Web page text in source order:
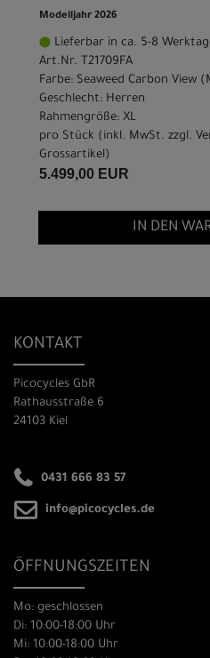
Modelljahr 2026
Lieferbar in ca. 5-8
Art.Nr. T21709FA
Farbe: Seaweed Carbon View
Geschlecht: Herren
Rahmengröße: XL
pro Stück (inkl. MwSt. zzgl.
Grossartikel)
5.499,00 EUR
IN DEN
KONTAKT
Picocycles GbR
Rathausstraße 6
24103 Kiel
0431 666 83 57
info@picocycles.de
ÖFFNUNGSZEITEN
Mo: geschlossen
Di: 10:00-18:00 Uhr
Mi: 10:00-18:00 Uhr